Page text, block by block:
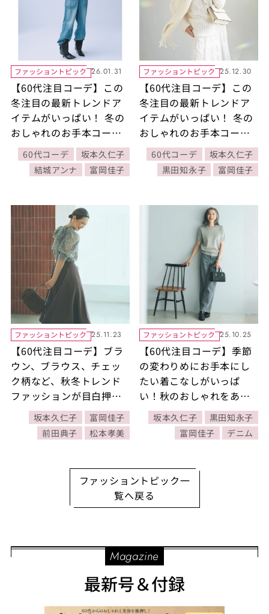
ファッショントピック 26.01.31
【60代注目コーデ】この
冬注目の最新トレンドア
イテムがいっぱい！ 冬の
おしゃれのお手本コーデ
人気BEST5【『素敵なあ
の人』2026年1月号】
60代コーデ
坂本久仁子
結城アンナ
富岡佳子
ファッショントピック 25.12.30
【60代注目コーデ】この
冬注目の最新トレンドア
イテムがいっぱい！ 冬の
おしゃれのお手本コーデ
人気BEST5【『素敵なあ
の人』2025年12月号】
60代コーデ
坂本久仁子
黒田知永子
富岡佳子
ファッショントピック 25.11.23
【60代注目コーデ】ブラ
ウン、ブラウス、チェッ
ク柄など、秋冬トレンド
ファッションが目白押
し！上品な秋冬コーデ人
気BEST5【『素敵なあの
人』2025年11月号】
坂本久仁子
富岡佳子
前田典子
松本孝美
ファッショントピック 25.10.25
【60代注目コーデ】季節
の変わりめにお手本にし
たい着こなしがいっぱ
い！秋のおしゃれをあか
抜けさせるコーデ
BEST5【『素敵なあの
人』2025年10月号】
坂本久仁子
黒田知永子
富岡佳子
デニム
ファッショントピック一
覧へ戻る
Magazine
最新号＆付録